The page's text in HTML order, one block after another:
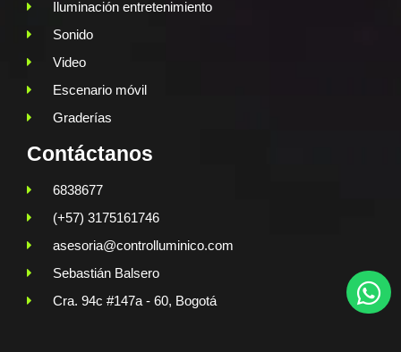
Iluminación entretenimiento
Sonido
Video
Escenario móvil
Graderías
Contáctanos
6838677
(+57) 3175161746
asesoria@controlluminico.com
Sebastián Balsero
Cra. 94c #147a - 60, Bogotá